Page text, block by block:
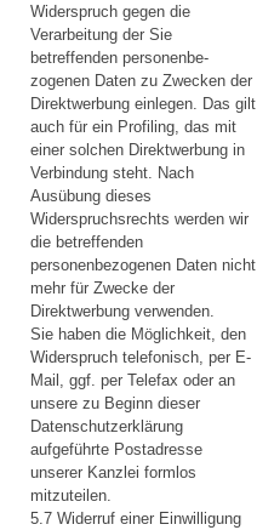
Widerspruch gegen die
Verarbeitung der Sie
betreffenden personenbe-
zogenen Daten zu Zwecken der
Direktwerbung einlegen. Das gilt
auch für ein Profiling, das mit
einer solchen Direktwerbung in
Verbindung steht. Nach
Ausübung dieses
Widerspruchsrechts werden wir
die betreffenden
personenbezogenen Daten nicht
mehr für Zwecke der
Direktwerbung verwenden.
Sie haben die Möglichkeit, den
Widerspruch telefonisch, per E-
Mail, ggf. per Telefax oder an
unsere zu Beginn dieser
Datenschutzerklärung
aufgeführte Postadresse
unserer Kanzlei formlos
mitzuteilen.
5.7 Widerruf einer Einwilligung